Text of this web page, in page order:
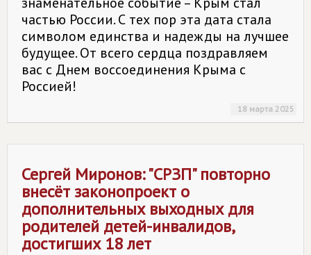
частью России. С тех пор эта дата стала
символом единства и надежды на лучшее
будущее. От всего сердца поздравляем
вас с Днем воссоединения Крыма с
Россией!
18 марта 2025
Сергей Миронов: "СРЗП" повторно
внесёт законопроект о
дополнительных выходных для
родителей детей-инвалидов,
достигших 18 лет